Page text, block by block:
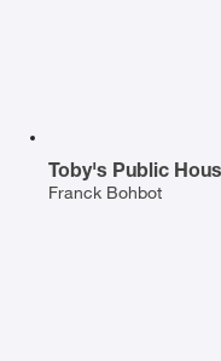
Toby's Public
Franck Bohbot